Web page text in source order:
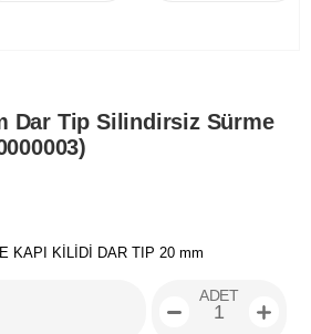
Dar Tip Silindirsiz Sürme
KAPI KİLİDİ DAR TIP 20 mm
ADET